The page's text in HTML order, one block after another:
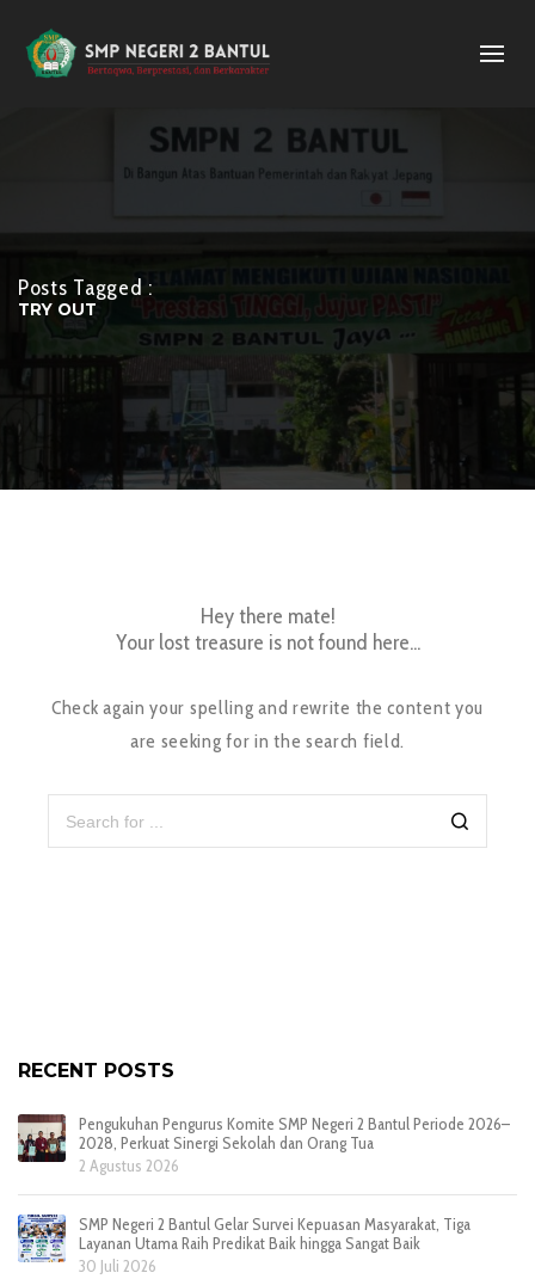
Posts Tagged :
TRY OUT
Hey there mate!
Your lost treasure is not found here...
Check again your spelling and rewrite the content you
are seeking for in the search field.
RECENT POSTS
Pengukuhan Pengurus Komite SMP Negeri 2 Bantul Periode 2026–
2028, Perkuat Sinergi Sekolah dan Orang Tua
2 Agustus 2026
SMP Negeri 2 Bantul Gelar Survei Kepuasan Masyarakat, Tiga
Layanan Utama Raih Predikat Baik hingga Sangat Baik
30 Juli 2026